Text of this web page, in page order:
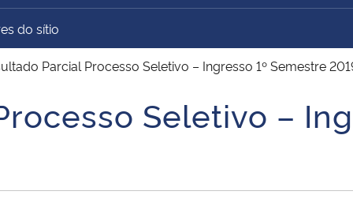
Ministério do
Desenvolvimento Regional
União
Advocacia-Geral da União Banco Central do Brasil
do sítio
Parcial Processo Seletivo – Ingresso 1º Semestre
Seletivo –